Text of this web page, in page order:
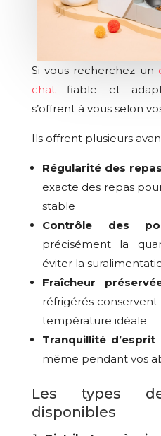
Si vous recherchez un
chatfiable et
s’offrent à vous selon
Ils offrent plusieurs
Régularité des
exacte des repas
stable
Contrôle des
précisément la
éviter la
Fraîcheur
réfrigérés
température idéale
Tranquillité d’esprit
même pendant vos
Les types
disponibles